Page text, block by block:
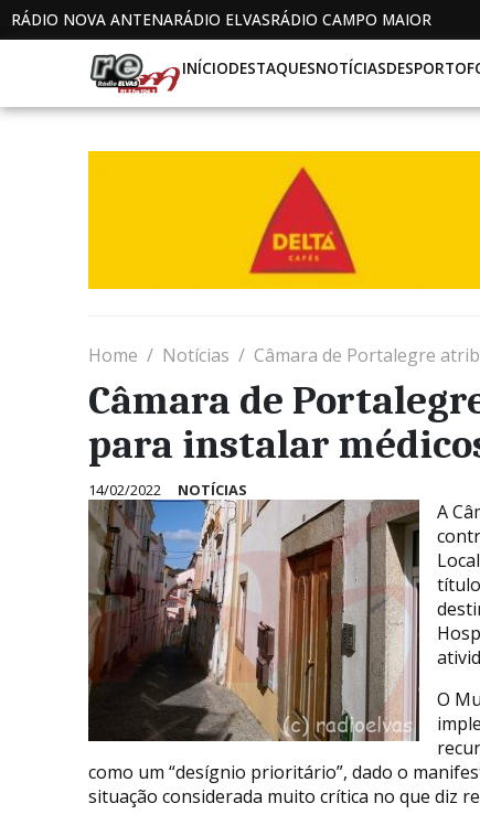
RÁDIO NOVA ANTENARÁDIO ELVASRÁDIO CAMPO MAIOR
INÍCIODESTAQUESNOTÍCIASDESPORTO
Home Notícias Câmara de Portalegre
Câmara de
para instalar
14/02/2022 NOTÍCIAS
A
O
como um “desígnio prioritário”, dado o
situação considerada muito crítica no que diz